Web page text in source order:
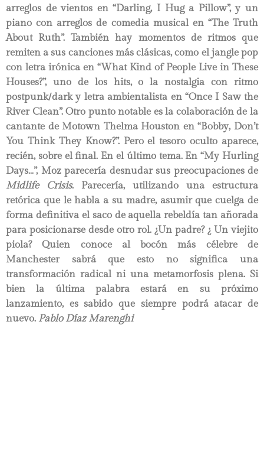
arreglos de vientos en “Darling, I Hug a Pillow”, y un
piano con arreglos de comedia musical en “The Truth
About Ruth”. También hay momentos de ritmos que
remiten a sus canciones más clásicas, como el jangle pop
con letra irónica en “What Kind of People Live in These
Houses?”, uno de los hits, o la nostalgia con ritmo
postpunk/dark y letra ambientalista en “Once I Saw the
River Clean”. Otro punto notable es la colaboración de la
cantante de Motown Thelma Houston en “Bobby, Don’t
You Think They Know?”. Pero el tesoro oculto aparece,
recién, sobre el final. En el último tema. En “My Hurling
Days…”, Moz parecería desnudar sus preocupaciones de
Midlife Crisis. Parecería, utilizando una estructura
retórica que le habla a su madre, asumir que cuelga de
forma definitiva el saco de aquella rebeldía tan añorada
para posicionarse desde otro rol. ¿Un padre? ¿ Un viejito
piola? Quien conoce al bocón más célebre de
Manchester sabrá que esto no significa una
transformación radical ni una metamorfosis plena. Si
bien la última palabra estará en su próximo
lanzamiento, es sabido que siempre podrá atacar de
nuevo. Pablo Díaz Marenghi